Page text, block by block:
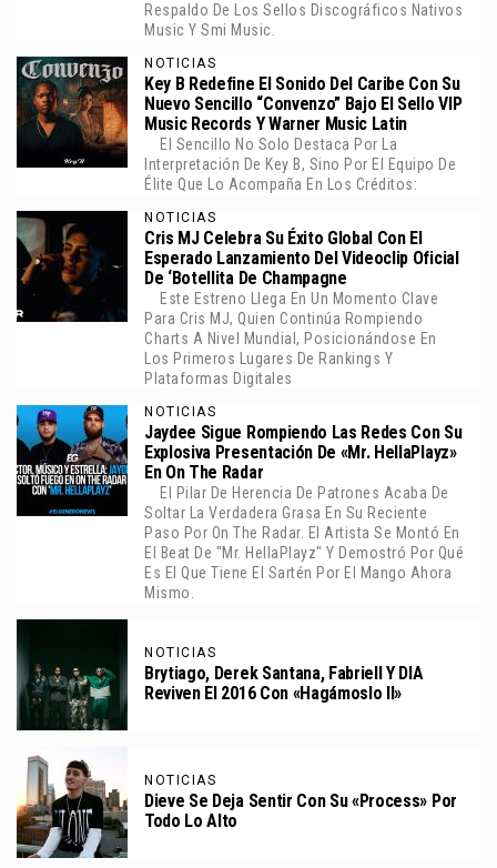
Respaldo De Los Sellos Discográficos Nativos
Music Y Smi Music.
NOTICIAS
Key B Redefine El Sonido Del Caribe Con Su
Nuevo Sencillo “Convenzo” Bajo El Sello VIP
Music Records Y Warner Music Latin
El Sencillo No Solo Destaca Por La
Interpretación De Key B, Sino Por El Equipo De
Élite Que Lo Acompaña En Los Créditos:
NOTICIAS
Cris MJ Celebra Su Éxito Global Con El
Esperado Lanzamiento Del Videoclip Oficial
De ‘Botellita De Champagne
Este Estreno Llega En Un Momento Clave
Para Cris MJ, Quien Continúa Rompiendo
Charts A Nivel Mundial, Posicionándose En
Los Primeros Lugares De Rankings Y
Plataformas Digitales
NOTICIAS
Jaydee Sigue Rompiendo Las Redes Con Su
Explosiva Presentación De «Mr. HellaPlayz»
En On The Radar
El Pilar De Herencia De Patrones Acaba De
Soltar La Verdadera Grasa En Su Reciente
Paso Por On The Radar. El Artista Se Montó En
El Beat De "Mr. HellaPlayz" Y Demostró Por Qué
Es El Que Tiene El Sartén Por El Mango Ahora
Mismo.
NOTICIAS
Brytiago, Derek Santana, Fabriell Y DIA
Reviven El 2016 Con «Hagámoslo II»
NOTICIAS
Dieve Se Deja Sentir Con Su «Process» Por
Todo Lo Alto